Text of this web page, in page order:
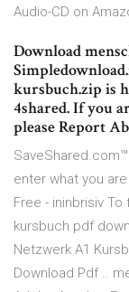
Audio-CD on
Download
kursbuch.zip is
4shared. If you
please Report
enter what you
Free - ininbrisiv
kursbuch pdf
Netzwerk A1
Download Pdf ..